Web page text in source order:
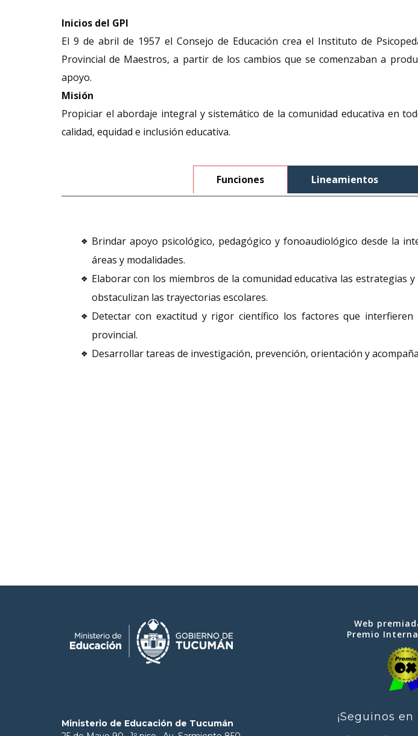
Inicios del GPI
El 9 de abril de 1957 el Consejo de Educación crea el Instituto de
Provincial de Maestros, a partir de los cambios que se comenzaban a
apoyo.
Misión
Propiciar el abordaje integral y sistemático de la comunidad educativa en
calidad, equidad e inclusión educativa.
Funciones Lineamientos
❖ Brindar apoyo psicológico, pedagógico y fonoaudiológico desde la
áreas y modalidades.
❖ Elaborar con los miembros de la comunidad educativa las estrategias
obstaculizan las trayectorias escolares.
❖ Detectar con exactitud y rigor científico los factores que
provincial.
❖ Desarrollar tareas de investigación, prevención, orientación y
Ministerio de Educación de Tucumán
Web
Premio
¡Seguinos